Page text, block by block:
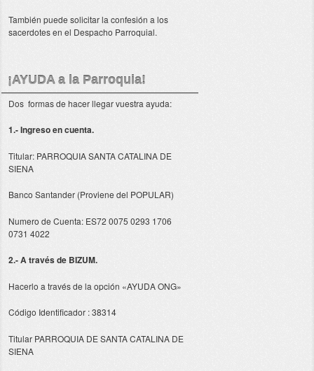
También puede solicitar la confesión a los
sacerdotes en el Despacho Parroquial.
¡AYUDA a la Parroquia!
Dos formas de hacer llegar vuestra ayuda:
1.- Ingreso en cuenta.
Titular: PARROQUIA SANTA CATALINA DE
SIENA
Banco Santander (Proviene del POPULAR)
Numero de Cuenta: ES72 0075 0293 1706
0731 4022
2.- A través de BIZUM.
Hacerlo a través de la opción «AYUDA ONG»
Código Identificador : 38314
Titular PARROQUIA DE SANTA CATALINA DE
SIENA